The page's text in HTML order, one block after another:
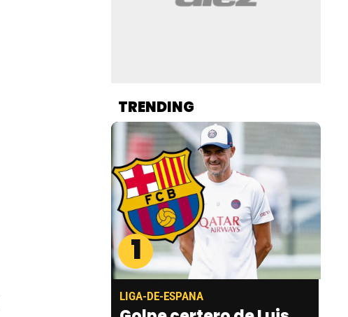
TRENDING
1
LIGA-DE-ESPANA